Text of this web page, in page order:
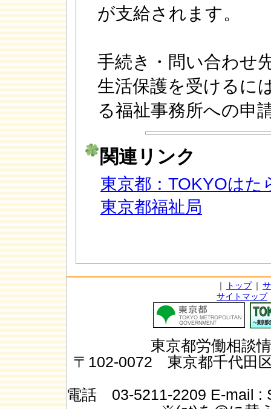
が支給されます。
手続き・問い合わせ
生活保護を受けるに
る福祉事務所への申
関連リンク
東京都：TOKYOはた
東京都福祉局
｜ トップ ｜
サイトマップ
東京都労働相談
〒102-0072 東京都千代田
電話 03-5211-2209 E-mail :